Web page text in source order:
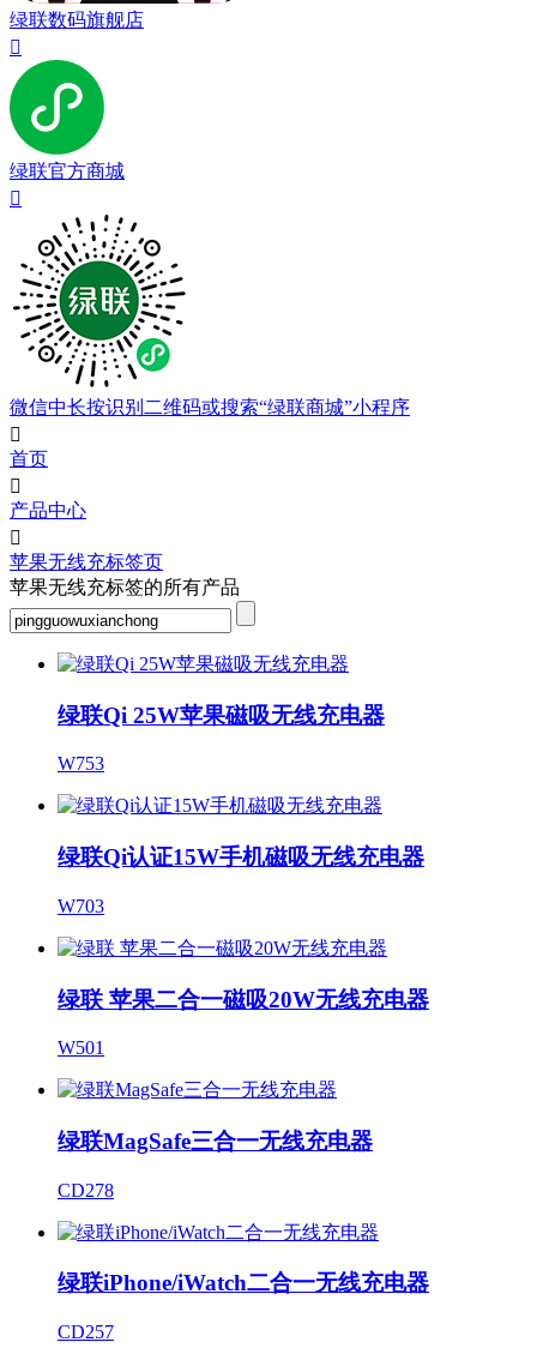
绿联数码旗舰店

绿联官方商城

微信中长按识别二维码或搜索“绿联商城”小程序

首页

产品中心

苹果无线充标签页
苹果无线充标签的所有产品
绿联Qi 25W苹果磁吸无线充电器
W753
绿联Qi认证15W手机磁吸无线充电器
W703
绿联 苹果二合一磁吸20W无线充电器
W501
绿联MagSafe三合一无线充电器
CD278
绿联iPhone/iWatch二合一无线充电器
CD257